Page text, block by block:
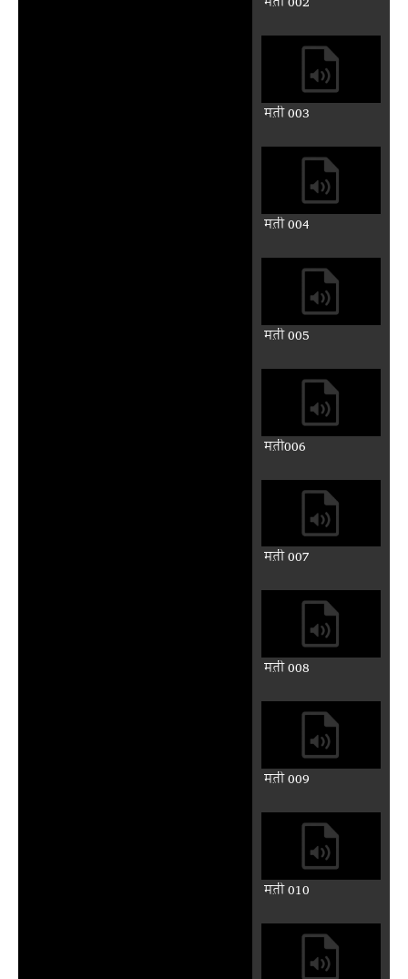
मत़ी 003
मत़ी 004
मत़ी 005
मत़ी006
मत़ी 007
मत़ी 008
मत़ी 009
मत़ी 010